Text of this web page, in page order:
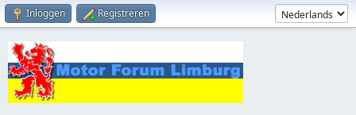
Inloggen Registreren